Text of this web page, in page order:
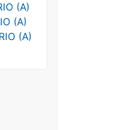
(A)
(A)
(A)